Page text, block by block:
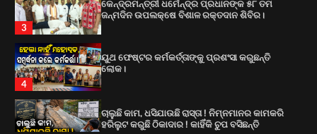
4
ୟୁଥ ଫେଷ୍ଟର କର୍ମକର୍ତ୍ତାଙ୍କୁ ପ୍ରଶଂସା କରୁଛନ୍ତି
ଲୋକ।
1
ଚାଲୁଛି କାମ, ଧସିଯାଉଛି ରାସ୍ତା ! ନିମ୍ନମାନର କାମକରି
ହରିଲୁଟ କରୁଛି ଠିକାଦାର ! କାହିଁକି ଚୁପ ବସିଛନ୍ତି
ଅଧିକାରୀ?